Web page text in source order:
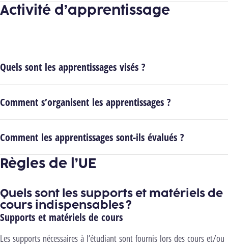
Activité d’apprentissage
Quels sont les apprentissages visés ?
Comment s’organisent les apprentissages ?
Comment les apprentissages sont-ils évalués ?
Règles de l’UE
Quels sont les supports et matériels de
cours indispensables ?
Supports et matériels de cours
Les supports nécessaires à l’étudiant sont fournis lors des cours et/ou